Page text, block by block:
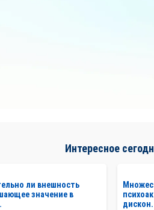
Интересное
ли внешность
значение в